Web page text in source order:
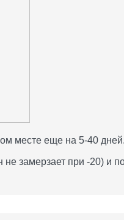
месте еще на 5-40 дней.
замерзает при -20) и